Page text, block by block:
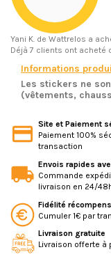
Yani K. de Wattrelos a
Déjà 7 clients ont acheté
Informations
Les stickers ne
(vêtements,
Site et Paiement
Paiement 100%
transaction
Envois rapides
Commande
livraison en 24/
Fidélité
Cumuler 1€ par
Livraison gratuite
Livraison offerte à